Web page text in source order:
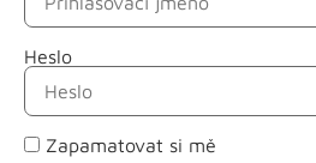
Heslo
Zapamatovat si mě
Příjmení
E-mail